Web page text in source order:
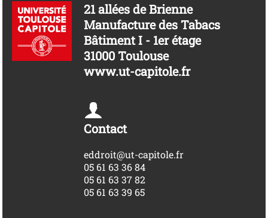
21 allées de Brienne
Manufacture des Tabacs
Bâtiment I - 1er étage
31000 Toulouse
www.ut-capitole.fr
Contact
eddroit@ut-capitole.fr
05 61 63 36 84
05 61 63 37 82
05 61 63 39 65